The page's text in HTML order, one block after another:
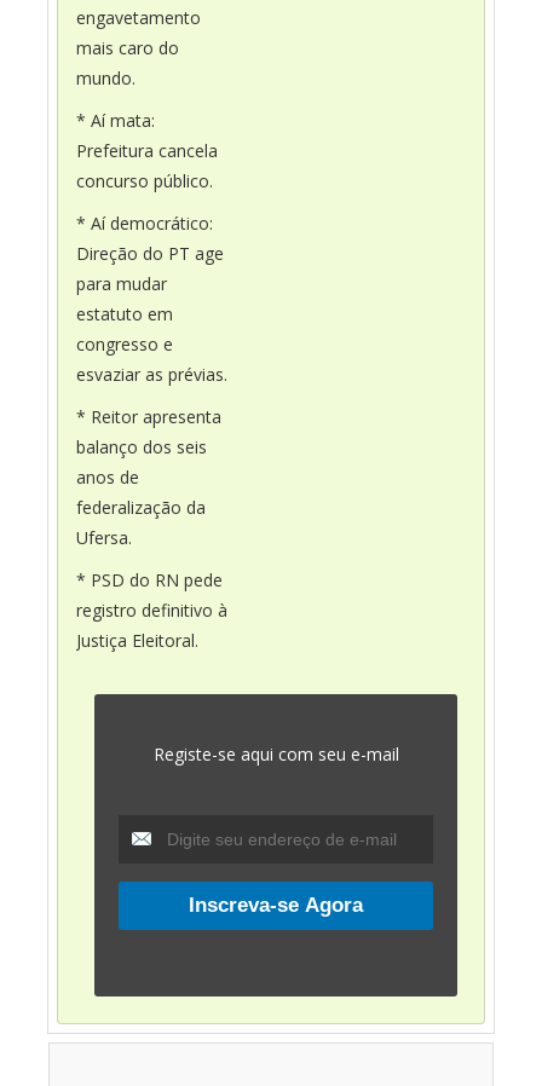
engavetamento
mais caro do
mundo.
* Aí mata:
Prefeitura cancela
concurso público.
* Aí democrático:
Direção do PT age
para mudar
estatuto em
congresso e
esvaziar as prévias.
* Reitor apresenta
balanço dos seis
anos de
federalização da
Ufersa.
* PSD do RN pede
registro definitivo à
Justiça Eleitoral.
Registe-se aqui com seu e-mail